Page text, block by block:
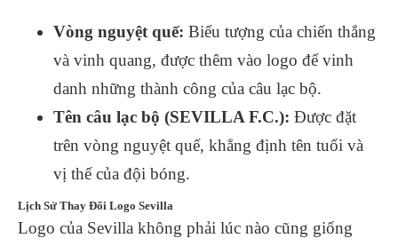
Vòng nguyệt quế: Biểu tượng của chiến thắng
và vinh quang, được thêm vào logo để vinh
danh những thành công của câu lạc bộ.
Tên câu lạc bộ (SEVILLA F.C.): Được đặt
trên vòng nguyệt quế, khẳng định tên tuổi và
vị thế của đội bóng.
Lịch Sử Thay Đổi Logo Sevilla
Logo của Sevilla không phải lúc nào cũng giống